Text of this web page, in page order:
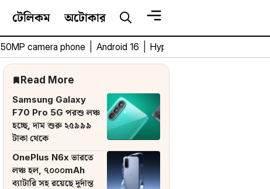
টেলিকম অটোকার
50MP camera phone Android 16 HyperOS 3
Read More
Samsung Galaxy
F70 Pro 5G পরশু লঞ্চ
হচ্ছে, দাম শুরু ২৫৯৯৯
টাকা থেকে
OnePlus N6x ভারতে
লঞ্চ হল, ৭০০০mAh
ব্যাটারি সহ রয়েছে দুর্দান্ত